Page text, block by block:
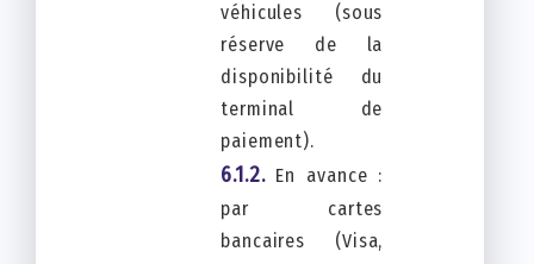
véhicules (sous
réserve de la
disponibilité du
terminal de
paiement).
En avance :
par cartes
bancaires (Visa,